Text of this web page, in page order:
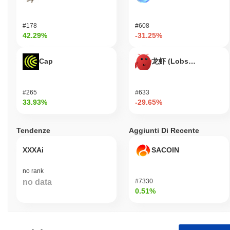
alla loro partecipazione nella rete, migliorando la sicurezza della
Questa configurazione garantisce un consenso efficiente e una
protezione robusta contro potenziali attacchi.
rischi?
ricerche approfondite e considerino i rischi intrinseci associati agli
Chiave e Approfondimenti sul Mercato
Dove posso acquistare Onomy Protocol (NOM)?
#178
42.29%
Cap
#265
33.93%
#608
-31.25%
龙虾 (Lobster)
#633
-29.65%
Tendenze
XXXAi
no rank
no data
Aggiunti Di Recente
SACOIN
#7330
0.51%